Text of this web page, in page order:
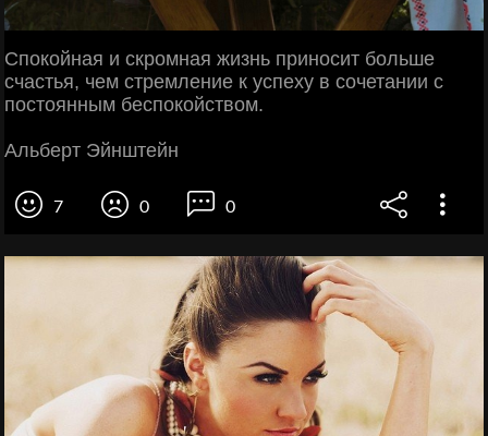
Спокойная и скромная жизнь приносит больше
счастья, чем стремление к успеху в сочетании с
постоянным беспокойством.
Альберт Эйнштейн
7 0 0